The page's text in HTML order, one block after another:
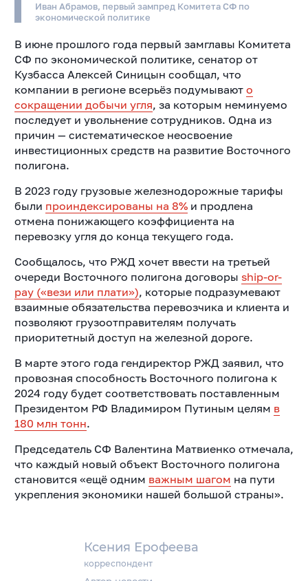
Ксения Ерофеева
корреспондент
Иван Абрамов, первый зампред Комитета СФ по
экономической политике
В июне прошлого года первый замглавы Комитета
СФ по экономической политике, сенатор от
Кузбасса Алексей Синицын сообщал, что
компании в регионе всерьёз подумывают о
сокращении добычи угля, за которым неминуемо
последует и увольнение сотрудников. Одна из
причин — систематическое неосвоение
инвестиционных средств на развитие Восточного
полигона.
В 2023 году грузовые железнодорожные тарифы
были проиндексированы на 8%и продлена
отмена понижающего коэффициента на
перевозку угля до конца текущего года.
Сообщалось, что РЖД хочет ввести на третьей
очереди Восточного полигона договоры ship-or-
pay («вези или плати»), которые подразумевают
взаимные обязательства перевозчика и клиента и
позволяют грузоотправителям получать
приоритетный доступ на железной дороге.
В марте этого года гендиректор РЖД заявил, что
провозная способность Восточного полигона к
2024 году будет соответствовать поставленным
Президентом РФ Владимиром Путиным целям в
180 млн тонн.
Председатель СФ Валентина Матвиенко отмечала,
что каждый новый объект Восточного полигона
становится «ещё одним важным шагом на пути
укрепления экономики нашей большой страны».